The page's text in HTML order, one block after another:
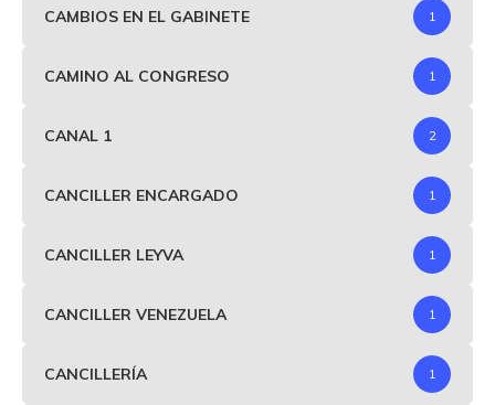
CAMBIOS EN EL GABINETE 1
CAMINO AL CONGRESO 1
CANAL 1 2
CANCILLER ENCARGADO 1
CANCILLER LEYVA 1
CANCILLER VENEZUELA 1
CANCILLERÍA 1